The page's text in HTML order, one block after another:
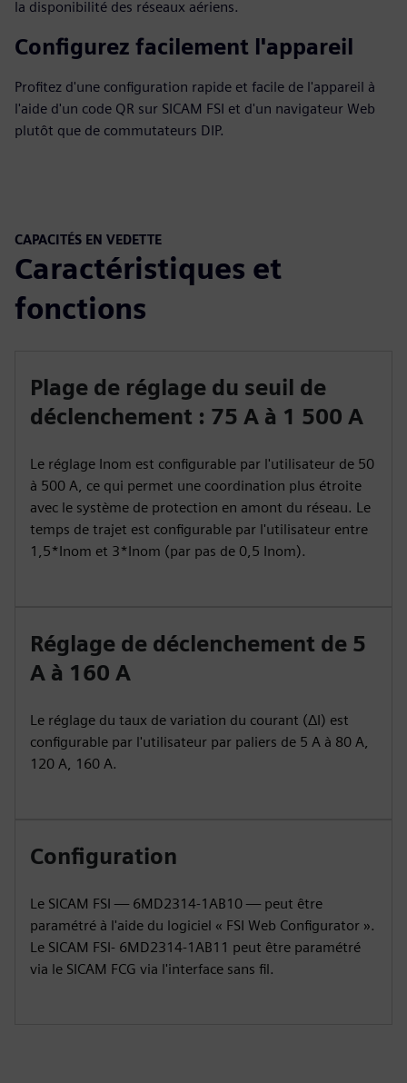
la disponibilité des réseaux aériens.
Configurez facilement l'appareil
Profitez d'une configuration rapide et facile de l'appareil à
l'aide d'un code QR sur SICAM FSI et d'un navigateur Web
plutôt que de commutateurs DIP.
CAPACITÉS EN VEDETTE
Caractéristiques et
fonctions
Plage de réglage du seuil de
déclenchement : 75 A à 1 500 A
Le réglage Inom est configurable par l'utilisateur de 50
à 500 A, ce qui permet une coordination plus étroite
avec le système de protection en amont du réseau. Le
temps de trajet est configurable par l'utilisateur entre
1,5*Inom et 3*Inom (par pas de 0,5 Inom).
Réglage de déclenchement de 5
A à 160 A
Le réglage du taux de variation du courant (ΔI) est
configurable par l'utilisateur par paliers de 5 A à 80 A,
120 A, 160 A.
Configuration
Le SICAM FSI — 6MD2314-1AB10 — peut être
paramétré à l'aide du logiciel « FSI Web Configurator ».
Le SICAM FSI- 6MD2314-1AB11 peut être paramétré
via le SICAM FCG via l'interface sans fil.